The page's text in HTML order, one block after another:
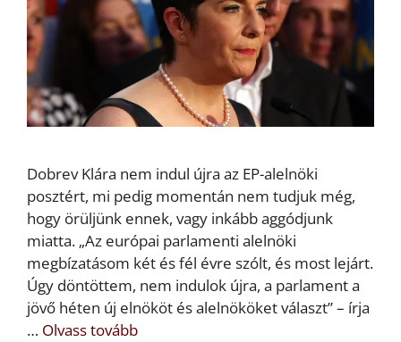
Dobrev Klára nem indul újra az EP-alelnöki
posztért, mi pedig momentán nem tudjuk még,
hogy örüljünk ennek, vagy inkább aggódjunk
miatta. „Az európai parlamenti alelnöki
megbízatásom két és fél évre szólt, és most lejárt.
Úgy döntöttem, nem indulok újra, a parlament a
jövő héten új elnököt és alelnököket választ” – írja
… Olvass tovább